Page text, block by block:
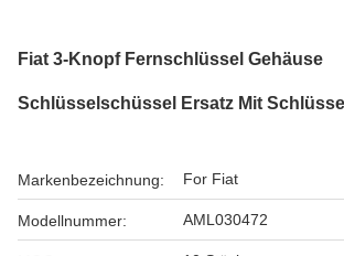
Fiat 3-Knopf Fernschlüssel Gehäuse
Schlüsselschüssel Ersatz Mit
Markenbezeichnung: For Fiat
Modellnummer: AML030472